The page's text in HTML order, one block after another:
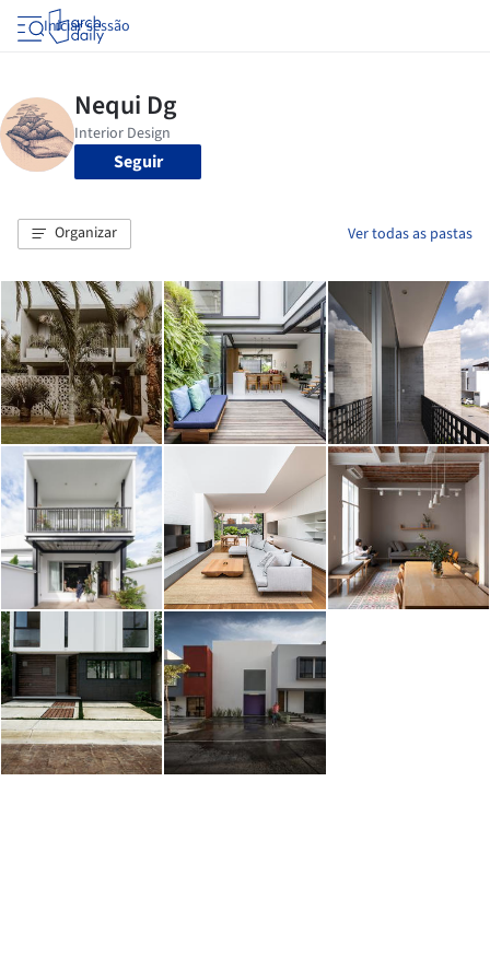
Iniciar sessão
Seguir
Organizar Ver todas as pastas